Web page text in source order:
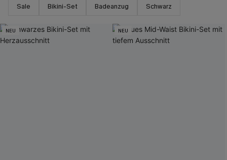
Sale Bikini-Set Badeanzug Schwarz
NEU NEU